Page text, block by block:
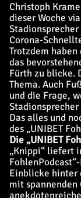
Christoph
dieser Woche
Corona-
Trotzdem
das
Fürth zu blicke.
Thema. Auch
und die Frage,
Das alles und
des „UNIBET
Die „UNIBET
„Knippi“ liefert
Einblicke hinter
mit